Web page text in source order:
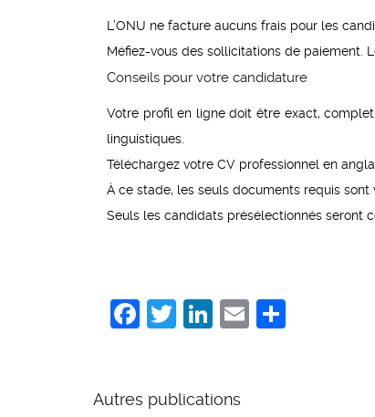
L’ONU ne facture aucuns frais pour les
Méfiez-vous des sollicitations de paiement.
Conseils pour votre candidature
Votre profil en ligne doit être exact,
linguistiques.
Téléchargez votre CV professionnel en
À ce stade, les seuls documents requis
Seuls les candidats présélectionnés seront
Facebook
Twitter
LinkedIn
Email
Autres publications